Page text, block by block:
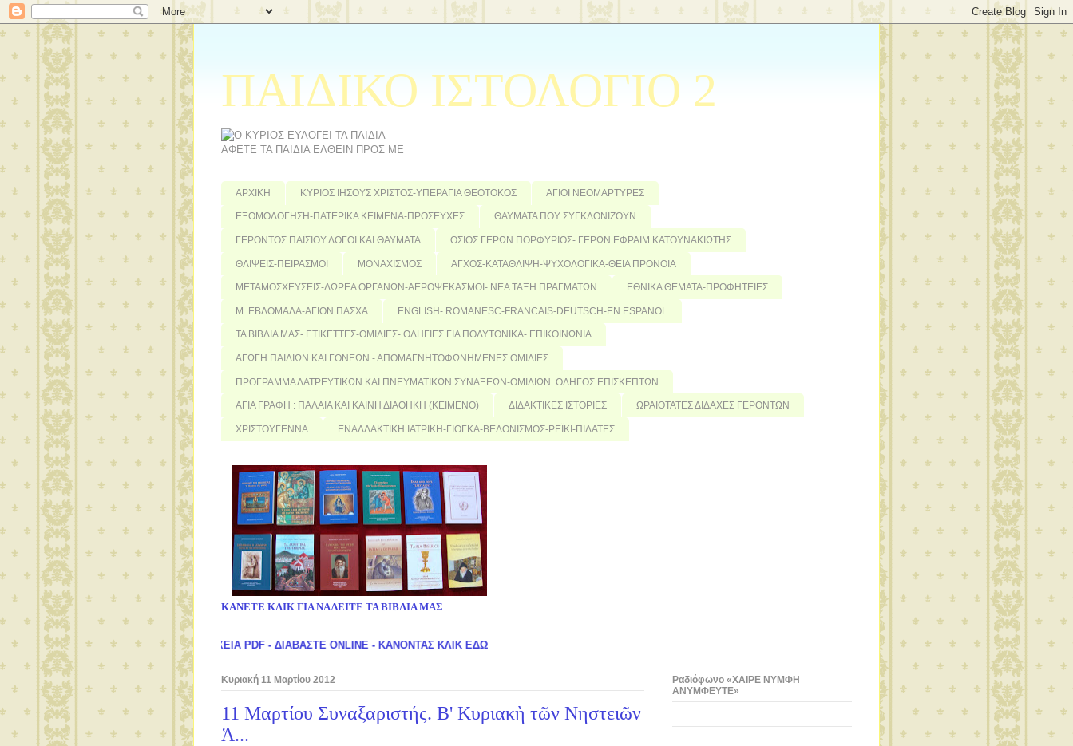
ΠΑΙΔΙΚΟ ΙΣΤΟΛΟΓΙΟ 2
ΑΦΕΤΕ ΤΑ ΠΑΙΔΙΑ ΕΛΘΕΙΝ ΠΡΟΣ ΜΕ
ΑΡΧΙΚΗ ΚΥΡΙΟΣ ΙΗΣΟΥΣ ΧΡΙΣΤΟΣ-ΥΠΕΡΑΓΙΑ ΘΕΟΤΟΚΟΣ ΑΓΙΟΙ ΝΕΟΜΑΡΤΥΡΕΣ
ΕΞΟΜΟΛΟΓΗΣΗ-ΠΑΤΕΡΙΚΑ ΚΕΙΜΕΝΑ-ΠΡΟΣΕΥΧΕΣ ΘΑΥΜΑΤΑ ΠΟΥ ΣΥΓΚΛΟΝΙΖΟΥΝ
ΓΕΡΟΝΤΟΣ ΠΑΪΣΙΟΥ ΛΟΓΟΙ ΚΑΙ ΘΑΥΜΑΤΑ ΟΣΙΟΣ ΓΕΡΩΝ ΠΟΡΦΥΡΙΟΣ- ΓΕΡΩΝ ΕΦΡΑΙΜ ΚΑΤΟΥΝΑΚΙΩΤΗΣ
ΘΛΙΨΕΙΣ-ΠΕΙΡΑΣΜΟΙ ΜΟΝΑΧΙΣΜΟΣ ΑΓΧΟΣ-ΚΑΤΑΘΛΙΨΗ-ΨΥΧΟΛΟΓΙΚΑ-ΘΕΙΑ ΠΡΟΝΟΙΑ
ΜΕΤΑΜΟΣΧΕΥΣΕΙΣ-ΔΩΡΕΑ ΟΡΓΑΝΩΝ-ΑΕΡΟΨΕΚΑΣΜΟΙ- ΝΕΑ ΤΑΞΗ ΠΡΑΓΜΑΤΩΝ ΕΘΝΙΚΑ ΘΕΜΑΤΑ-ΠΡΟΦΗΤΕΙΕΣ
Μ. ΕΒΔΟΜΑΔΑ-ΑΓΙΟΝ ΠΑΣΧΑ ENGLISH- ROMANESC-FRANCAIS-DEUTSCH-EN ESPANOL
ΤΑ ΒΙΒΛΙΑ ΜΑΣ- ΕΤΙΚΕΤΤΕΣ-ΟΜΙΛΙΕΣ- ΟΔΗΓΙΕΣ ΓΙΑ ΠΟΛΥΤΟΝΙΚΑ- ΕΠΙΚΟΙΝΩΝΙΑ
ΑΓΩΓΗ ΠΑΙΔΙΩΝ ΚΑΙ ΓΟΝΕΩΝ - ΑΠΟΜΑΓΝΗΤΟΦΩΝΗΜΕΝΕΣ ΟΜΙΛΙΕΣ
ΠΡΟΓΡΑΜΜΑ ΛΑΤΡΕΥΤΙΚΩΝ ΚΑΙ ΠΝΕΥΜΑΤΙΚΩΝ ΣΥΝΑΞΕΩΝ-ΟΜΙΛΙΩΝ. ΟΔΗΓΟΣ ΕΠΙΣΚΕΠΤΩΝ
ΑΓΙΑ ΓΡΑΦΗ : ΠΑΛΑΙΑ ΚΑΙ ΚΑΙΝΗ ΔΙΑΘΗΚΗ (ΚΕΙΜΕΝΟ) ΔΙΔΑΚΤΙΚΕΣ ΙΣΤΟΡΙΕΣ ΩΡΑΙΟΤΑΤΕΣ ΔΙΔΑΧΕΣ ΓΕΡΟΝΤΩΝ
ΧΡΙΣΤΟΥΓΕΝΝΑ ΕΝΑΛΛΑΚΤΙΚΗ ΙΑΤΡΙΚΗ-ΓΙΟΓΚΑ-ΒΕΛΟΝΙΣΜΟΣ-ΡΕΪΚΙ-ΠΙΛΑΤΕΣ
ΚΑΝΕΤΕ ΚΛΙΚ ΓΙΑ ΝΑ ΔΕΙΤΕ ΤΑ ΒΙΒΛΙΑ ΜΑΣ
ΤΙΣ ΟΜΙΛΙΕΣ ΣΕ ΑΡΧΕΙΑ PDF - ΔΙΑΒΑΣΤΕ ONLINE - ΚΑΝΟΝΤΑΣ ΚΛΙΚ ΕΔΩ
Κυριακή 11 Μαρτίου 2012
11 Μαρτίου Συναξαριστής. Β' Κυριακὴ τῶν Νηστειῶν
Ἁ...
Ραδιόφωνο «ΧΑΙΡΕ ΝΥΜΦΗ
ΑΝΥΜΦΕΥΤΕ»